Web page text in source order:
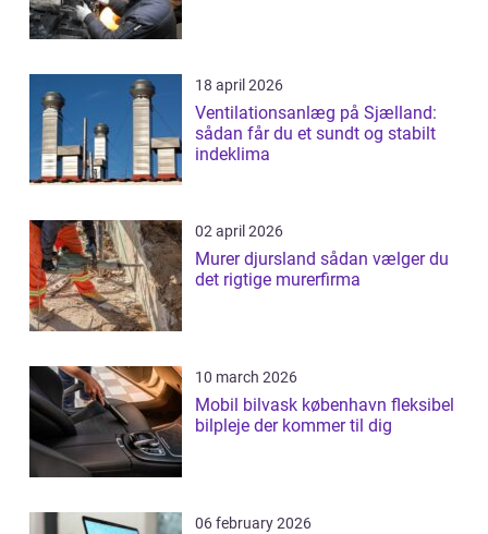
18 april 2026
Ventilationsanlæg på Sjælland:
sådan får du et sundt og stabilt
indeklima
02 april 2026
Murer djursland sådan vælger du
det rigtige murerfirma
10 march 2026
Mobil bilvask københavn fleksibel
bilpleje der kommer til dig
06 february 2026